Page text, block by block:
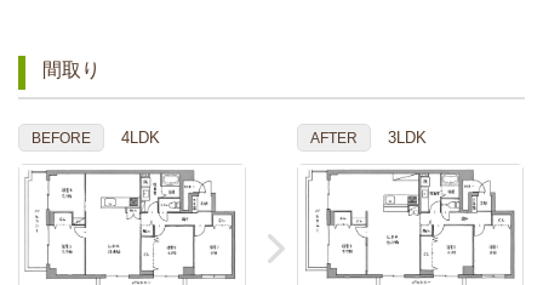
間取り
BEFORE 4LDK AFTER 3LDK